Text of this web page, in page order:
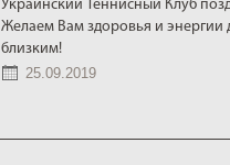
Украинский Теннисный Клуб
Желаем Вам здоровья и энергии
близким!
25.09.2019